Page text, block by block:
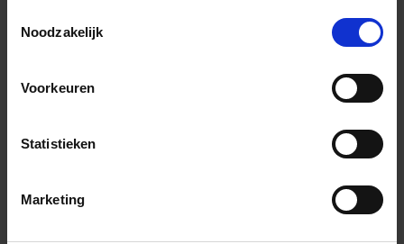
Noodzakelijk
Voorkeuren
Statistieken
Marketing
Onze verkoopspecialisten staan graag voor je klaar: